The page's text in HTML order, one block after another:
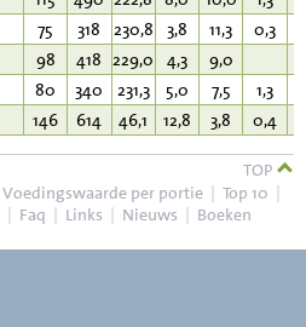
75 318 230,8 3,8 11,3 0,3
98 418 229,0 4,3 9,0
80 340 231,3 5,0 7,5 1,3
146 614 46,1 12,8 3,8 0,4
TOP
Voedingswaarde per portie | Top 10 |
| Faq | Links | Nieuws | Boeken